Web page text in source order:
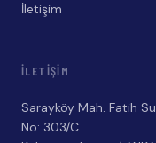
İletişim
İLETIŞIM
Sarayköy Mah. Fatih
No: 303/C